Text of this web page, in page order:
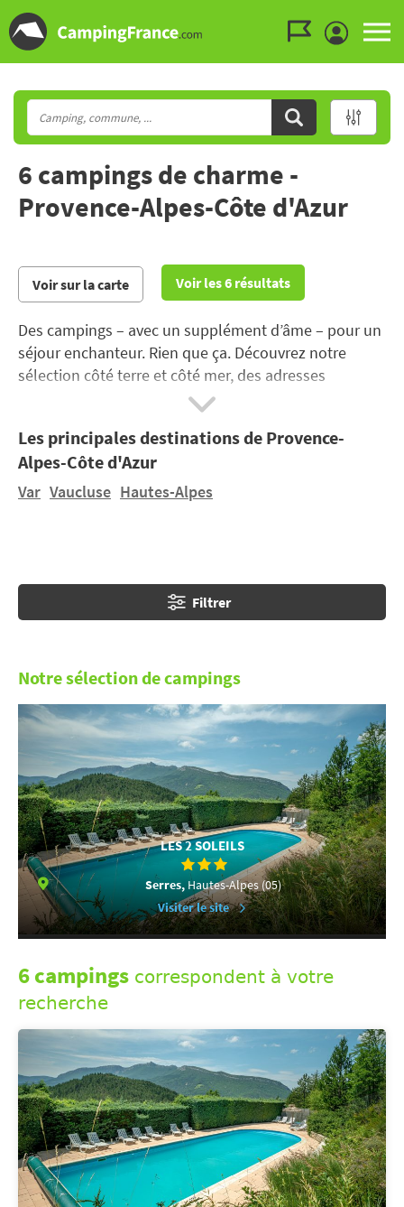
6 campings de charme -
Provence-Alpes-Côte d'Azur
Voir sur la carte Voir les 6 résultats
Des campings – avec un supplément d’âme – pour un
séjour enchanteur. Rien que ça. Découvrez notre
sélection côté terre et côté mer, des adresses
séduisantes et charmantes.
Les principales destinations de Provence-
Alpes-Côte d'Azur
Var Vaucluse Hautes-Alpes
Filtrer
Notre sélection de campings
LES 2 SOLEILS
Serres, Hautes-Alpes (05)
Visiter le site
6 campings correspondent à votre
recherche